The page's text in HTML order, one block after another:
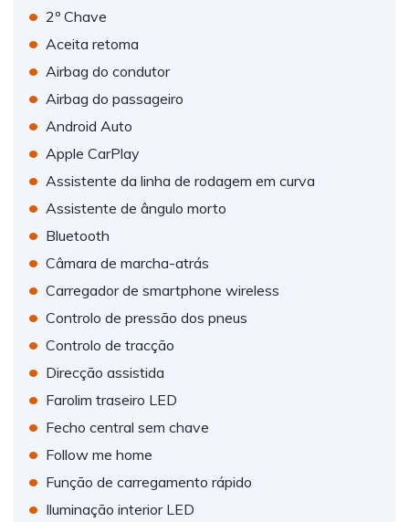
• 2º Chave
• Aceita retoma
• Airbag do condutor
• Airbag do passageiro
• Android Auto
• Apple CarPlay
• Assistente da linha de rodagem em curva
• Assistente de ângulo morto
• Bluetooth
• Câmara de marcha-atrás
• Carregador de smartphone wireless
• Controlo de pressão dos pneus
• Controlo de tracção
• Direcção assistida
• Farolim traseiro LED
• Fecho central sem chave
• Follow me home
• Função de carregamento rápido
• Iluminação interior LED